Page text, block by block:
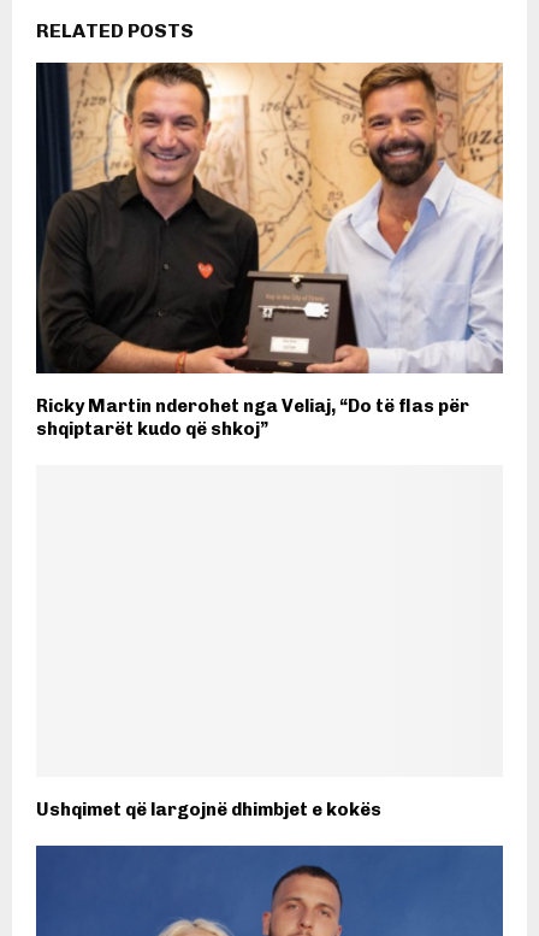
RELATED POSTS
Ricky Martin nderohet nga Veliaj, “Do të flas për
shqiptarët kudo që shkoj”
Ushqimet që largojnë dhimbjet e kokës